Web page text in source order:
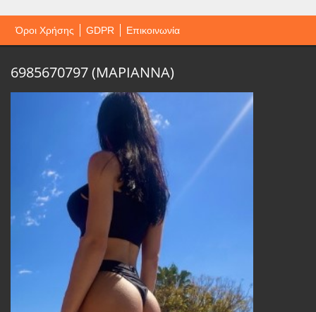
Όροι Χρήσης GDPR Επικοινωνία
6985670797 (ΜΑΡΙΑΝΝΑ)